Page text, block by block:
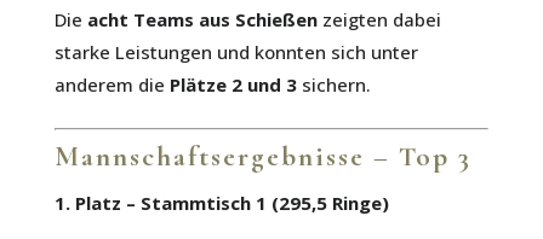
Die acht Teams aus Schießenzeigten dabei
starke Leistungen und konnten sich unter
anderem die Plätze 2 und 3sichern.
Mannschaftsergebnisse – Top 3
1. Platz – Stammtisch 1 (295,5 Ringe)